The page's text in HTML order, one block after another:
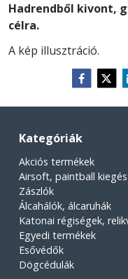
Hadrendből kivont,
célra.
A kép illusztráció.
Kategóriák
Akciós termékek
Airsoft, paintball
Zászlók
Álcahálók, álcaruhák
Katonai régiségek,
Egyedi termékek
Esővédők
Dögcédulák